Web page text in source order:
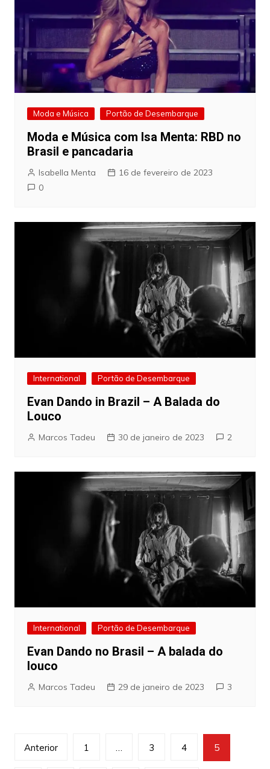
Moda e Música Portão de Desembarque
Moda e Música com Isa Menta: RBD no
Brasil e pancadaria
Isabella Menta
16 de fevereiro de 2023
0
International Portão de Desembarque
Evan Dando in Brazil – A Balada do
Louco
Marcos Tadeu 30 de janeiro de 2023 2
International Portão de Desembarque
Evan Dando no Brasil – A balada do
louco
Marcos Tadeu 29 de janeiro de 2023 3
Navegação
Anterior 1 3 4 5